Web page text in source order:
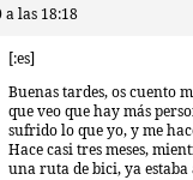
a las 18:18
[:es]
Buenas tardes, os cuento
que veo que hay más
sufrido lo que yo, y me
Hace casi tres meses,
una ruta de bici, ya